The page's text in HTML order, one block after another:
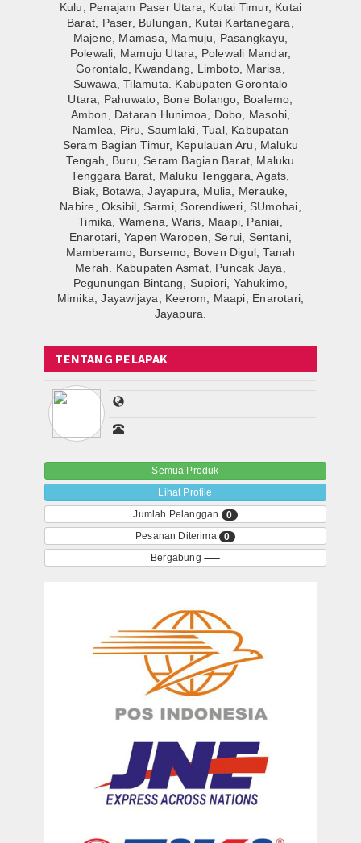
Kulu, Penajam Paser Utara, Kutai Timur, Kutai
Barat, Paser, Bulungan, Kutai Kartanegara,
Majene, Mamasa, Mamuju, Pasangkayu,
Polewali, Mamuju Utara, Polewali Mandar,
Gorontalo, Kwandang, Limboto, Marisa,
Suwawa, Tilamuta. Kabupaten Gorontalo
Utara, Pahuwato, Bone Bolango, Boalemo,
Ambon, Dataran Hunimoa, Dobo, Masohi,
Namlea, Piru, Saumlaki, Tual, Kabupatan
Seram Bagian Timur, Kepulauan Aru, Maluku
Tengah, Buru, Seram Bagian Barat, Maluku
Tenggara Barat, Maluku Tenggara, Agats,
Biak, Botawa, Jayapura, Mulia, Merauke,
Nabire, Oksibil, Sarmi, Sorendiweri, SUmohai,
Timika, Wamena, Waris, Maapi, Paniai,
Enarotari, Yapen Waropen, Serui, Sentani,
Mamberamo, Bursemo, Boven Digul, Tanah
Merah. Kabupaten Asmat, Puncak Jaya,
Pegunungan Bintang, Supiori, Yahukimo,
Mimika, Jayawijaya, Keerom, Maapi, Enarotari,
Jayapura.
TENTANG PELAPAK
Semua Produk
Lihat Profile
Jumlah Pelanggan
0
Pesanan Diterima 0
Bergabung